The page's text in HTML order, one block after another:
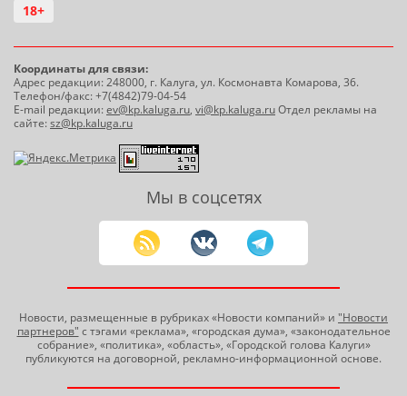
18+
Координаты для связи:
Адрес редакции: 248000, г. Калуга, ул. Космонавта Комарова, 36.
Телефон/факс: +7(4842)79-04-54
E-mail редакции:ev@kp.kaluga.ru, vi@kp.kaluga.ruОтдел рекламы на
сайте:sz@kp.kaluga.ru
Мы в соцсетях
Новости, размещенные в рубриках «Новости компаний» и "Новости
партнеров" с тэгами «реклама», «городская дума», «законодательное
собрание», «политика», «область», «Городской голова Калуги»
публикуются на договорной, рекламно-информационной основе.